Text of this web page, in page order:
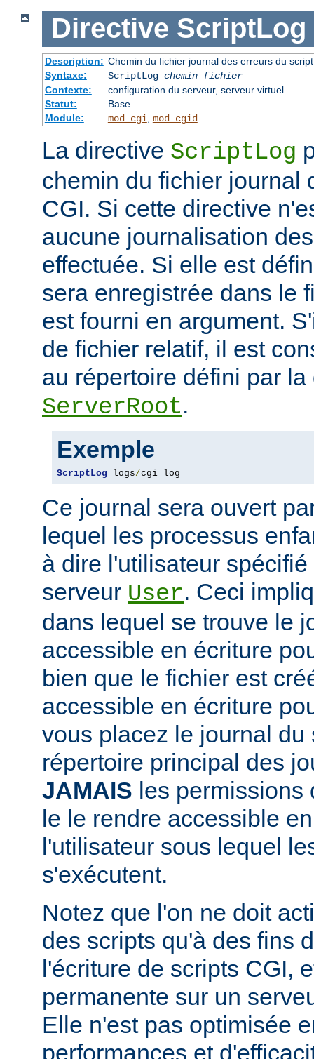
Directive ScriptLog
Description: Chemin du fichier journal des erreurs du
Syntaxe:
ScriptLog chemin fichier
Contexte:
configuration du serveur, serveur virtuel
Statut:
Base
Module:
mod_cgi mod_cgid
La directive ScriptLog
chemin du fichier journal
CGI. Si cette directive
aucune journalisation
effectuée. Si elle est
sera enregistrée dans le
est fourni en argument.
de fichier relatif, il est
au répertoire défini par la
ServerRoot.
Exemple
ScriptLog logs/cgi_log
Ce journal sera ouvert
lequel les processus
à dire l'utilisateur
serveur User. Ceci
dans lequel se trouve le
accessible en écriture
bien que le fichier est
accessible en écriture
vous placez le journal du
répertoire principal des
JAMAIS les permissions
le le rendre accessible
l'utilisateur sous lequel
s'exécutent.
Notez que l'on ne doit
des scripts qu'à des fins
l'écriture de scripts CGI,
permanente sur un
Elle n'est pas optimisée
performances et